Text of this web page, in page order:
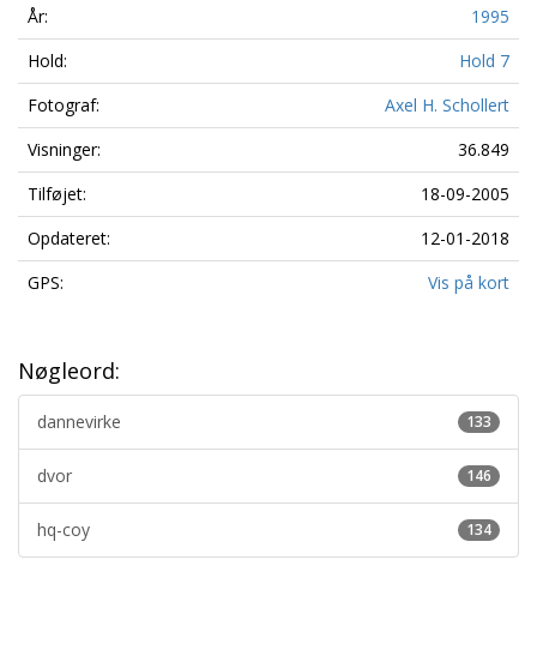
År:
1995
Hold:
Hold 7
Fotograf:
Axel H. Schollert
Visninger:
36.849
Tilføjet:
18-09-2005
Opdateret:
12-01-2018
GPS:
Vis på kort
Nøgleord:
133
dannevirke
146
dvor
134
hq-coy